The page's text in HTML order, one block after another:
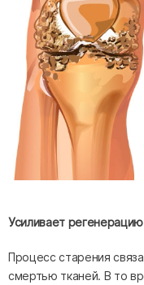
Усиливает
Процесс старения
смертью тканей. В то